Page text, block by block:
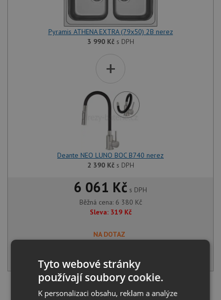
Pyramis ATHENA EXTRA (79x50) 2B nerez
3 990 Kčs DPH
+
Deante NEO LUNO BOC B740 nerez
2 390 Kčs DPH
6 061 Kč s DPH
Běžná cena: 6 380 Kč
Sleva: 319 Kč
NA DOTAZ
SET Pyramis ATHENA EXTRA (79x50) 2B nerez +
Tyto webové stránky
používají soubory cookie.
K personalizaci obsahu, reklam a analýze